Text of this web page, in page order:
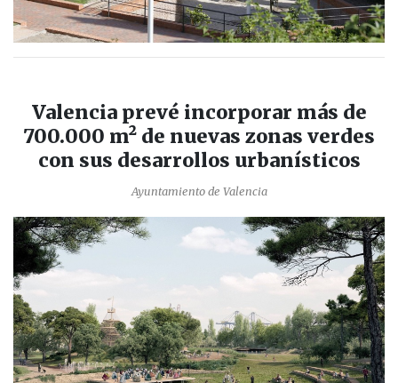
Valencia prevé incorporar más de
700.000 m² de nuevas zonas verdes
con sus desarrollos urbanísticos
Ayuntamiento de Valencia